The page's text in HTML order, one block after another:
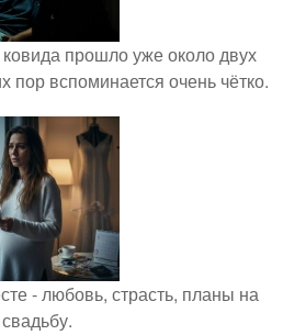
прошло уже около двух
пор вспоминается очень чётко.
- любовь, страсть, планы на
свадьбу.